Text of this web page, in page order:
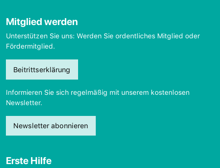
Mitglied werden
Unterstützen Sie uns: Werden Sie ordentliches Mitglied oder
Fördermitglied.
Beitrittserklärung
Informieren Sie sich regelmäßig mit unserem kostenlosen
Newsletter.
Newsletter abonnieren
Erste Hilfe